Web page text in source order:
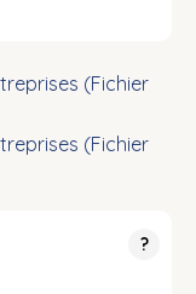
(Fichier
(Fichier
?